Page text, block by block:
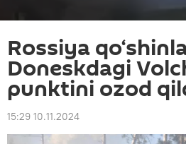
Rossiya
Doneskdagi
punktini ozod
15:29 10.11.2024